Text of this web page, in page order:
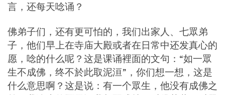
言，还每天唸诵？
佛弟子们，还有更可怕的，我们出家人、七眾弟
子，他们早上在寺庙大殿或者在日常中还发真心的
愿，唸的什么呢？这是课诵裡面的文句：“如一眾
生不成佛，终不於此取泥洹”，你们想一想，这是
什么意思啊？这是说：有一个眾生，他没有成佛之